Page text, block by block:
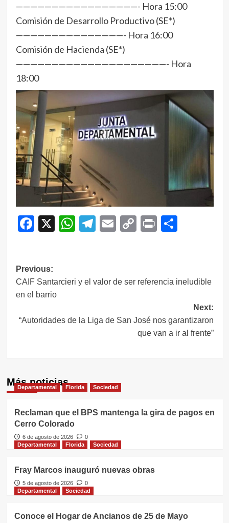
—————————————————- Hora 15:00
Comisión de Desarrollo Productivo (SE*)
———————————————- Hora 16:00
Comisión de Hacienda (SE*)
—————————————————————- Hora
18:00
Facebook
X WhatsApp
Telegram
EmailCopy
Print
Navegación
de
Previous:
CAIF Santarcieri y el valor de ser referencia ineludible
en el barrio
Next:
“Autoridades de la Liga de San José nos garantizaron
que van a ir al frente”
Más noticias
Departamental Florida Sociedad
Reclaman que el BPS mantenga la gira de pagos en
Cerro Colorado
6 de agosto de 2026
0
Departamental
Florida Sociedad
Fray Marcos inauguró nuevas obras
5 de agosto de 2026
0
Departamental
Sociedad
Conoce el Hogar de Ancianos de 25 de Mayo